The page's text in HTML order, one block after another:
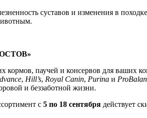
суставов и изменения в
кормов, паучей и консервов для ваших
, Hill’s, Royal Canin, Purina и
и беззаботной жизни.
с 5 по 18 сентября действует